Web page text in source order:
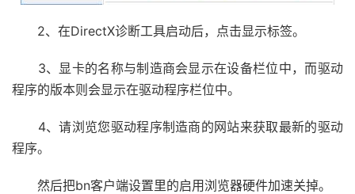
2、在DirectX诊断工具启动后，点击显示标签。
3、显卡的名称与制造商会显示在设备栏位中，而驱动
程序的版本则会显示在驱动程序栏位中。
4、请浏览您驱动程序制造商的网站来获取最新的驱动
程序。
然后把bn客户端设置里的启用浏览器硬件加速关掉。